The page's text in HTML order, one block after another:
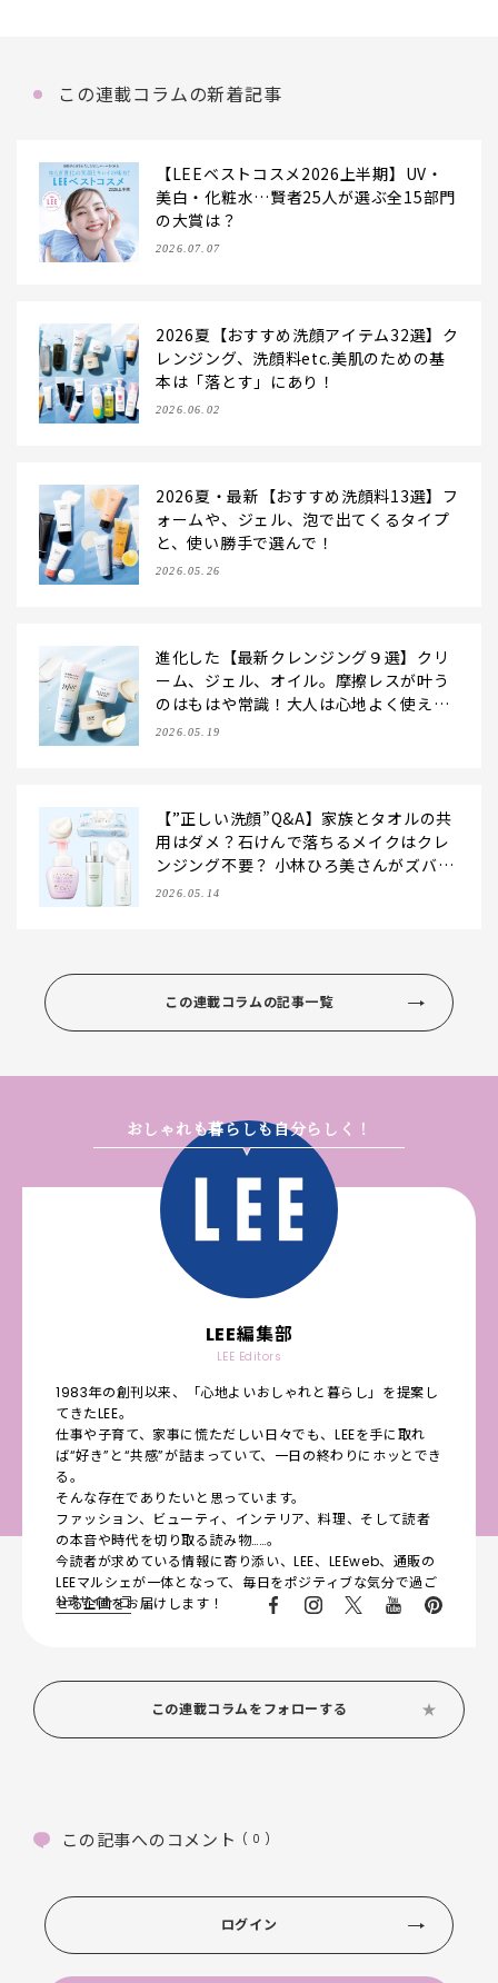
この連載コラムの新着記事
【LEEベストコスメ2026上半期】UV・
美白・化粧水…賢者25人が選ぶ全15部門
の大賞は？
2026.07.07
2026夏【おすすめ洗顔アイテム32選】ク
レンジング、洗顔料etc.美肌のための基
本は「落とす」にあり！
2026.06.02
2026夏・最新【おすすめ洗顔料13選】フ
ォームや、ジェル、泡で出てくるタイプ
と、使い勝手で選んで！
2026.05.26
進化した【最新クレンジング９選】クリ
ーム、ジェル、オイル。摩擦レスが叶う
のはもはや常識！大人は心地よく使える
好みで選んで
2026.05.19
【”正しい洗顔”Q&A】家族とタオルの共
用はダメ？石けんで落ちるメイクはクレ
ンジング不要？ 小林ひろ美さんがズバリ
回答！
2026.05.14
この連載コラムの記事一覧
おしゃれも暮らしも自分らしく！
LEE編集部
LEE Editors
1983年の創刊以来、「心地よいおしゃれと暮らし」を提案し
てきたLEE。
仕事や子育て、家事に慌ただしい日々でも、LEEを手に取れ
ば“好き”と“共感”が詰まっていて、一日の終わりにホッとでき
る。
そんな存在でありたいと思っています。
ファッション、ビューティ、インテリア、料理、そして読者
の本音や時代を切り取る読み物……。
今読者が求めている情報に寄り添い、LEE、LEEweb、通販の
LEEマルシェが一体となって、毎日をポジティブな気分で過ご
せる企画をお届けします！
公式サイト
この連載コラムをフォローする
この記事へのコメント ( 0 )
ログイン